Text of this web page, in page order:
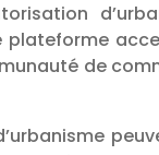
plateforme
de